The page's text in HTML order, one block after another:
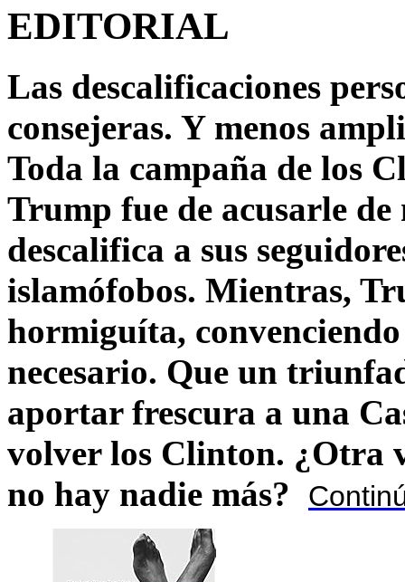
EDITORIAL
Las descalificaciones
consejeras. Y menos
Toda la campaña de los
Trump fue de acusarle
descalifica a sus
islamófobos. Mientras,
hormiguíta,
necesario. Que un
aportar frescura a una
volver los Clinton. ¿Otra
no hay nadie más?